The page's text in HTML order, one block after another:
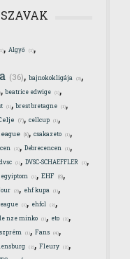
, Algyő (1),
(36), bajnokokligája (3),
,beatrice edwige (1),
(1),brest bretagne (1),
(7), cellcup (1),
(8), csakazeto (1),
(2), Debrecencen (1),
dvsc (1), DVSC-SCHAEFFLER (1),
egyiptom (1), EHF (6),
(3), ehf kupa (1),
(1), ehfcl (2),
nze minko (1), eto (2),
(1), Fans (4),
(2), Fleury (2),